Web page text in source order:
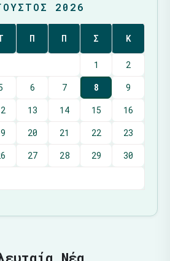
2026
Π Π Σ Κ
1
2
6 7 8
9
13 14 15
16
20 21 22
23
27 28 29
30